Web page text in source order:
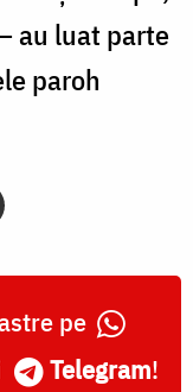
au luat parte
paroh
pe
Telegram!